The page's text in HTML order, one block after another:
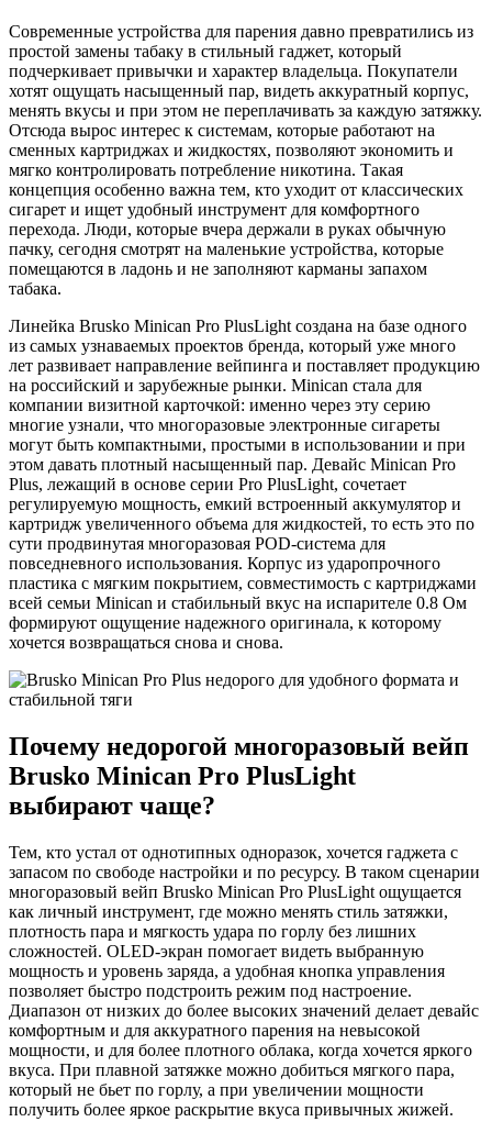
Современные устройства для парения давно превратились из
простой замены табаку в стильный гаджет, который
подчеркивает привычки и характер владельца. Покупатели
хотят ощущать насыщенный пар, видеть аккуратный корпус,
менять вкусы и при этом не переплачивать за каждую затяжку.
Отсюда вырос интерес к системам, которые работают на
сменных картриджах и жидкостях, позволяют экономить и
мягко контролировать потребление никотина. Такая
концепция особенно важна тем, кто уходит от классических
сигарет и ищет удобный инструмент для комфортного
перехода. Люди, которые вчера держали в руках обычную
пачку, сегодня смотрят на маленькие устройства, которые
помещаются в ладонь и не заполняют карманы запахом
табака.
Линейка Brusko Minican Pro PlusLight создана на базе одного
из самых узнаваемых проектов бренда, который уже много
лет развивает направление вейпинга и поставляет продукцию
на российский и зарубежные рынки. Minican стала для
компании визитной карточкой: именно через эту серию
многие узнали, что многоразовые электронные сигареты
могут быть компактными, простыми в использовании и при
этом давать плотный насыщенный пар. Девайс Minican Pro
Plus, лежащий в основе серии Pro PlusLight, сочетает
регулируемую мощность, емкий встроенный аккумулятор и
картридж увеличенного объема для жидкостей, то есть это по
сути продвинутая многоразовая POD-система для
повседневного использования. Корпус из ударопрочного
пластика с мягким покрытием, совместимость с картриджами
всей семьи Minican и стабильный вкус на испарителе 0.8 Ом
формируют ощущение надежного оригинала, к которому
хочется возвращаться снова и снова.
Почему недорогой многоразовый вейп
Brusko Minican Pro PlusLight
выбирают чаще?
Тем, кто устал от однотипных одноразок, хочется гаджета с
запасом по свободе настройки и по ресурсу. В таком сценарии
многоразовый вейп Brusko Minican Pro PlusLight ощущается
как личный инструмент, где можно менять стиль затяжки,
плотность пара и мягкость удара по горлу без лишних
сложностей. OLED-экран помогает видеть выбранную
мощность и уровень заряда, а удобная кнопка управления
позволяет быстро подстроить режим под настроение.
Диапазон от низких до более высоких значений делает девайс
комфортным и для аккуратного парения на невысокой
мощности, и для более плотного облака, когда хочется яркого
вкуса. При плавной затяжке можно добиться мягкого пара,
который не бьет по горлу, а при увеличении мощности
получить более яркое раскрытие вкуса привычных жижей.